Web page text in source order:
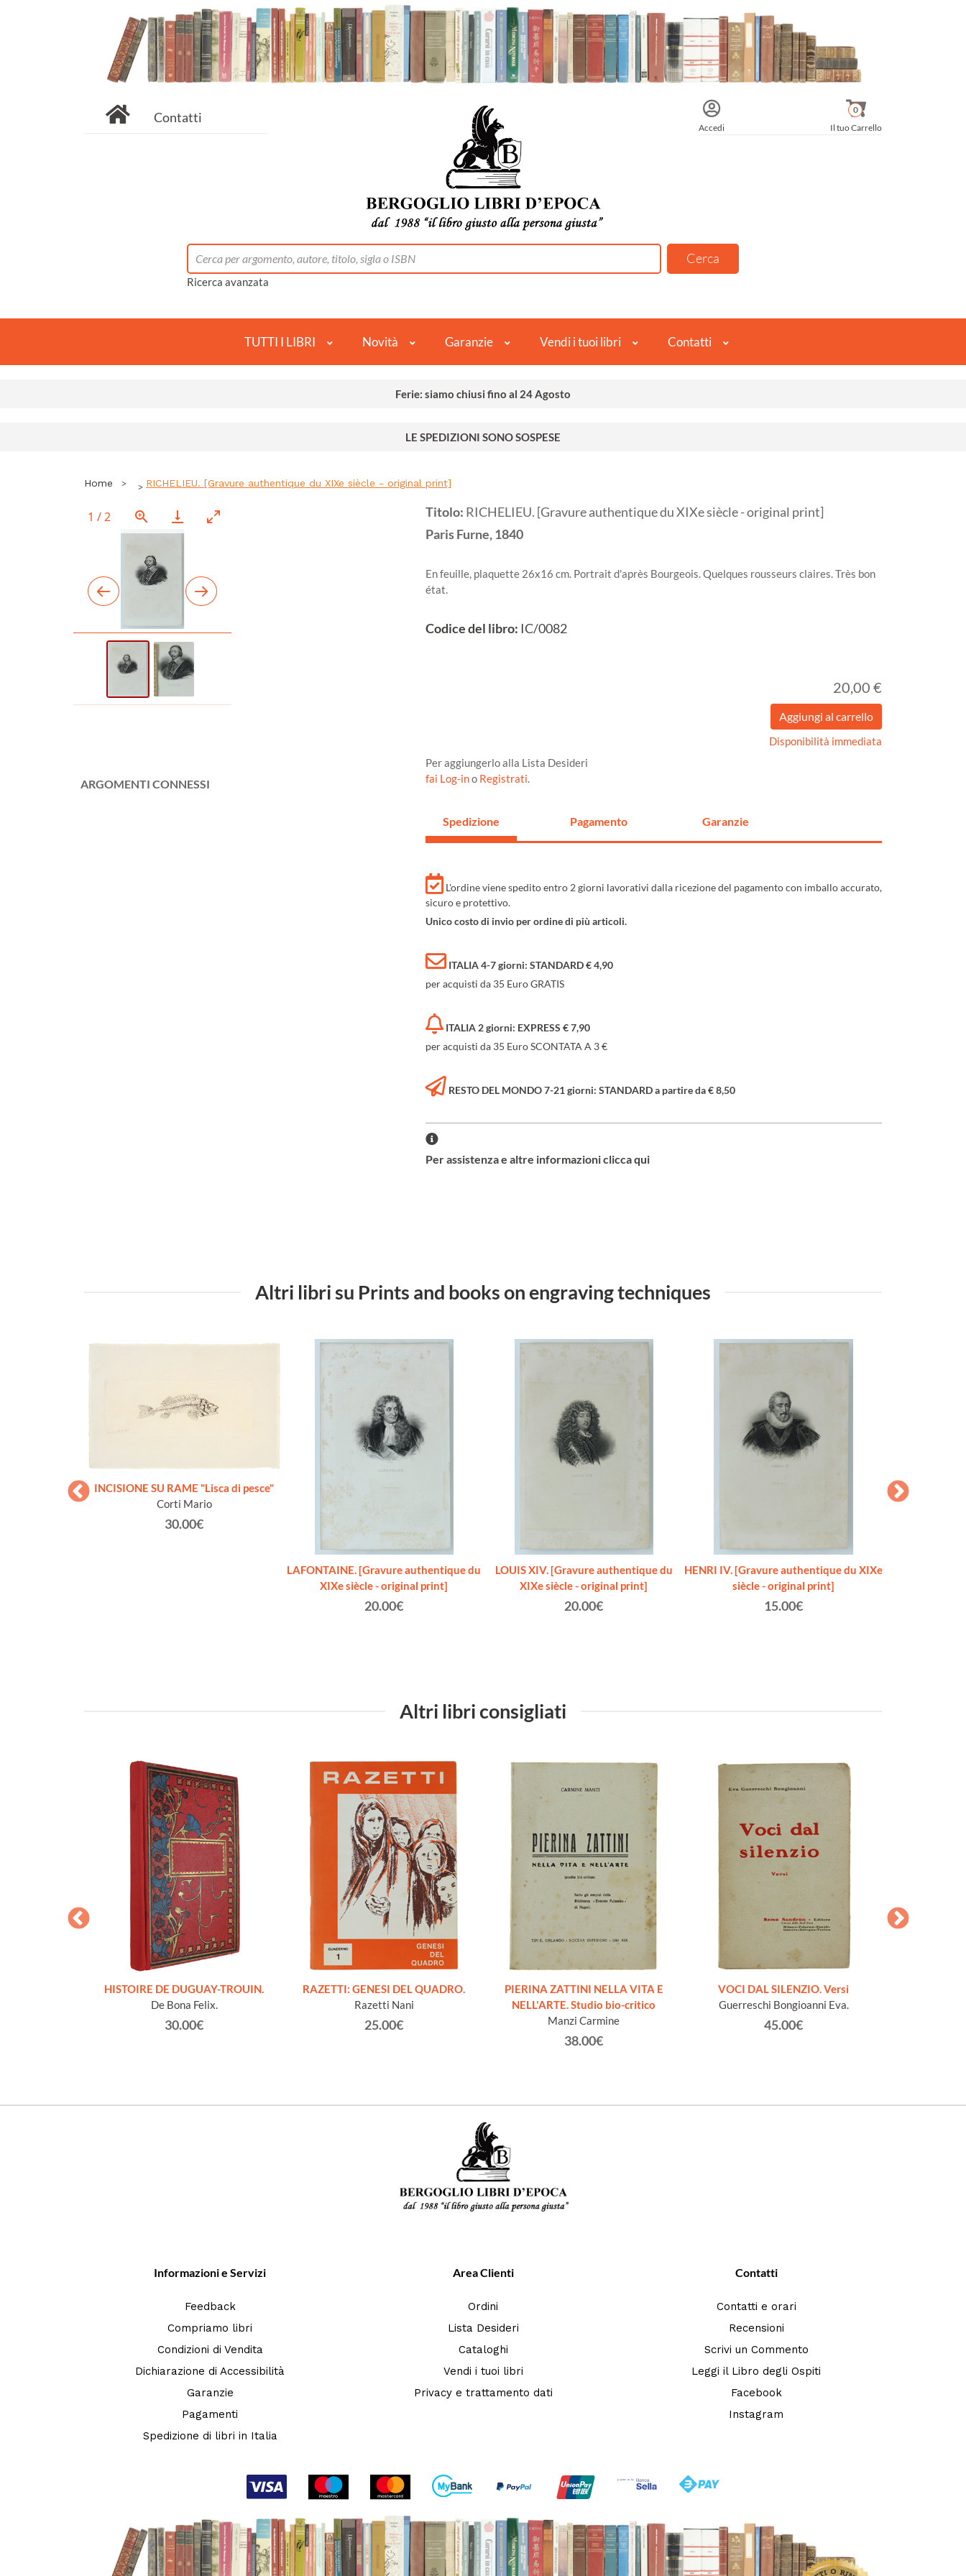
Contatti
Accedi Il tuo Carrello
0
Ricerca avanzata
TUTTI I LIBRI Novità Garanzie Vendi i tuoi libri Contatti
Ferie: siamo chiusi fino al 24 Agosto
LE SPEDIZIONI SONO SOSPESE
Home RICHELIEU. [Gravure authentique du XIXe siècle - original print]
1 /2
ARGOMENTI CONNESSI
Titolo: RICHELIEU. [Gravure authentique du XIXe siècle - original print]
ParisFurne,1840
En feuille, plaquette 26x16 cm. Portrait d'après Bourgeois. Quelques rousseurs claires. Très bon
état.
Codice del libro: IC/0082
20,00 €
Disponibilità immediata
Per aggiungerlo alla Lista Desideri
fai Log-ino Registrati.
Spedizione Pagamento Garanzie
L'ordine viene spedito entro 2 giorni lavorativi dalla ricezione del pagamento con imballo accurato,
sicuro e protettivo.
Unico costo di invio per ordine di più articoli.
ITALIA 4-7 giorni: STANDARD € 4,90
per acquisti da 35 Euro GRATIS
ITALIA 2 giorni: EXPRESS € 7,90
per acquisti da 35 Euro SCONTATA A 3 €
RESTO DEL MONDO 7-21 giorni: STANDARD a partire da € 8,50
Per assistenza e altre informazioni clicca qui
Altri libri su Prints and books on engraving techniques
INCISIONE SU RAME "Lisca di pesce"
Corti Mario
30.00€
LAFONTAINE. [Gravure authentique du
XIXe siècle - original print]
20.00€
LOUIS XIV. [Gravure authentique du
XIXe siècle - original print]
20.00€
HENRI IV. [Gravure authentique du XIXe
siècle - original print]
15.00€
Altri libri consigliati
HISTOIRE DE DUGUAY-TROUIN.
De Bona Felix.
30.00€
RAZETTI: GENESI DEL QUADRO.
Razetti Nani
25.00€
PIERINA ZATTINI NELLA VITA E
NELL'ARTE. Studio bio-critico
Manzi Carmine
38.00€
VOCI DAL SILENZIO. Versi
Guerreschi Bongioanni Eva.
45.00€
Informazioni e Servizi
Feedback
Compriamo libri
Condizioni di Vendita
Dichiarazione di Accessibilità
Garanzie
Pagamenti
Spedizione di libri in Italia
Area Clienti
Ordini
Lista Desideri
Cataloghi
Vendi i tuoi libri
Privacy e trattamento dati
Contatti
Contatti e orari
Recensioni
Scrivi un Commento
Leggi il Libro degli Ospiti
Facebook
Instagram